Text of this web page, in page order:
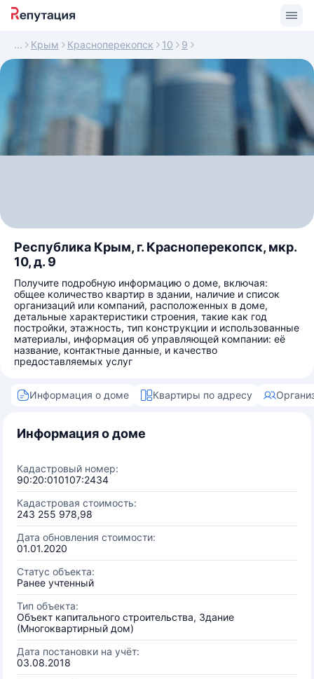
Крым Красноперекопск 10 9
Республика Крым, г. Красноперекопск, мкр.
10, д. 9
Получите подробную информацию о доме, включая:
общее количество квартир в здании, наличие и список
организаций или компаний, расположенных в доме,
детальные характеристики строения, такие как год
постройки, этажность, тип конструкции и использованные
материалы, информация об управляющей компании: её
название, контактные данные, и качество
предоставляемых услуг
Информация о доме Квартиры по адресу
Информация о доме
Кадастровый номер:
90:20:010107:2434
Кадастровая стоимость:
243 255 978,98
Дата обновления стоимости:
01.01.2020
Статус объекта:
Ранее учтенный
Тип объекта:
Объект капитального строительства, Здание
(Многоквартирный дом)
Дата постановки на учёт:
03.08.2018